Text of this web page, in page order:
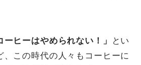
ーヒーはやめられない！」
とい
、この時代の人々もコーヒーに